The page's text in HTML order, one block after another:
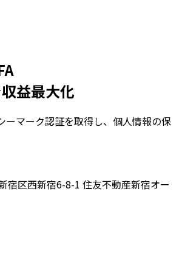
益最大化
ーマーク認証を取得し、個人情報の保
宿区西新宿6-8-1 住友不動産新宿オー